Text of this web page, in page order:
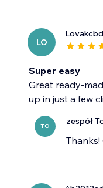
LO
Lovakcbd
Super easy
Great ready-
up in just a few
TO zespół